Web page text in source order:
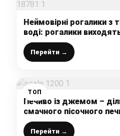
Неймовірні рогалики з
воді: рогалики
круасанчики, дітки їх
рекомендую до
Перейти →
ТОП
Печиво із джемом –
смачного пісочного
Перейти →